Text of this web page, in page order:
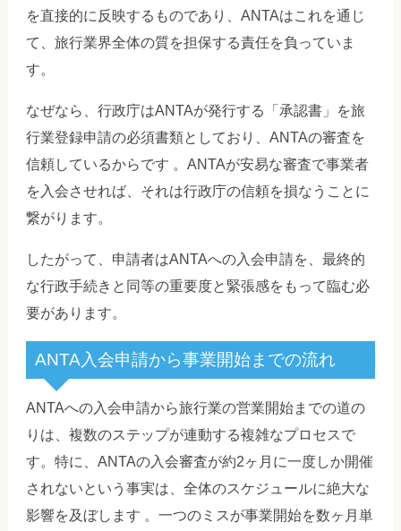
を直接的に反映するものであり、ANTAはこれを通じ
て、旅行業界全体の質を担保する責任を負っていま
す。
なぜなら、行政庁はANTAが発行する「承認書」を旅
行業登録申請の必須書類としており、ANTAの審査を
信頼しているからです 。ANTAが安易な審査で事業者
を入会させれば、それは行政庁の信頼を損なうことに
繋がります。
したがって、申請者はANTAへの入会申請を、最終的
な行政手続きと同等の重要度と緊張感をもって臨む必
要があります。
ANTA入会申請から事業開始までの流れ
ANTAへの入会申請から旅行業の営業開始までの道の
りは、複数のステップが連動する複雑なプロセスで
す。特に、ANTAの入会審査が約2ヶ月に一度しか開催
されないという事実は、全体のスケジュールに絶大な
影響を及ぼします 。一つのミスが事業開始を数ヶ月単